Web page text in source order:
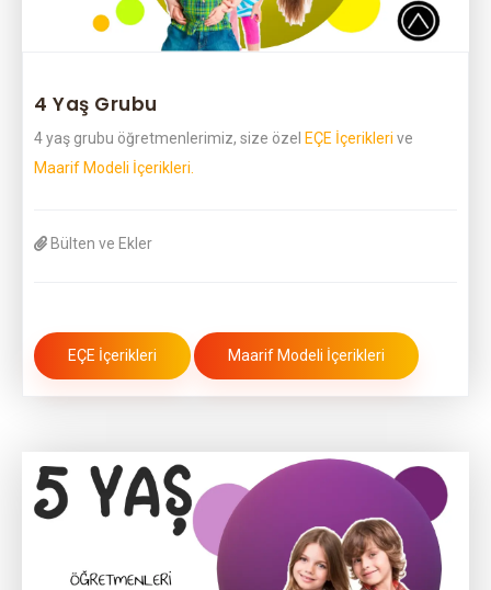
4 Yaş Grubu
4 yaş grubu öğretmenlerimiz, size özel EÇE İçerikleri ve
Maarif Modeli İçerikleri.
Bülten ve Ekler
EÇE İçerikleri Maarif Modeli İçerikleri